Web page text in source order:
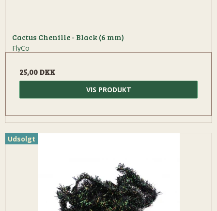
Cactus Chenille - Black (6 mm)
FlyCo
25,00 DKK
VIS PRODUKT
Udsolgt